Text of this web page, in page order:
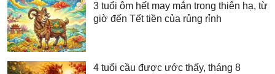
3 tuổi ôm hết may mắn trong thiên hạ, từ
giờ đến Tết tiền của rủng rỉnh
4 tuổi cầu được ước thấy, tháng 8